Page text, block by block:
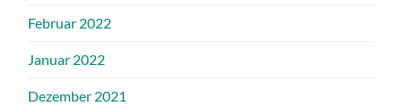
Februar 2022
Januar 2022
Dezember 2021